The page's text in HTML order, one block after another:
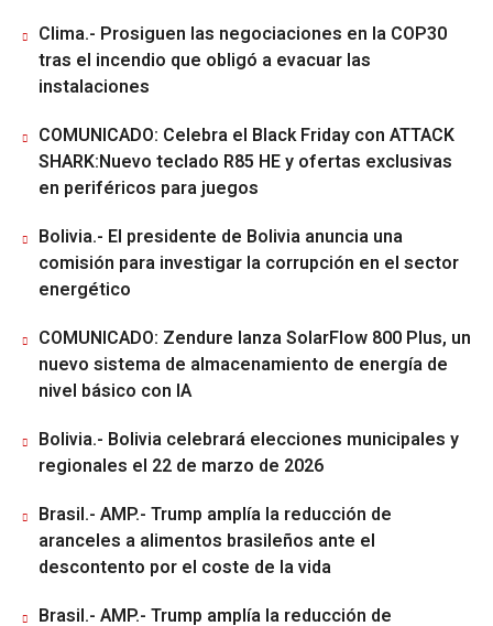
Clima.- Prosiguen las negociaciones en la COP30
tras el incendio que obligó a evacuar las
instalaciones
COMUNICADO: Celebra el Black Friday con ATTACK
SHARK:Nuevo teclado R85 HE y ofertas exclusivas
en periféricos para juegos
Bolivia.- El presidente de Bolivia anuncia una
comisión para investigar la corrupción en el sector
energético
COMUNICADO: Zendure lanza SolarFlow 800 Plus, un
nuevo sistema de almacenamiento de energía de
nivel básico con IA
Bolivia.- Bolivia celebrará elecciones municipales y
regionales el 22 de marzo de 2026
Brasil.- AMP.- Trump amplía la reducción de
aranceles a alimentos brasileños ante el
descontento por el coste de la vida
Brasil.- AMP.- Trump amplía la reducción de